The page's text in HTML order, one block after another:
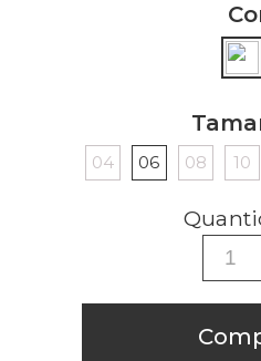
04 06 08 10